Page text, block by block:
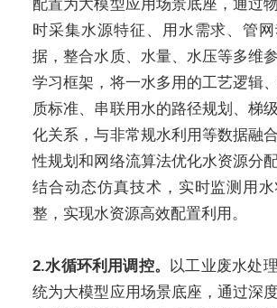
配置为大模型应用场景底座，通过
时采集水源特征、用水需求、管
据，整合水质、水量、水压等多维
学习框架，将一水多用的工艺逻辑
质标准、串联用水的路径规划、梯
化关系，与非常规水利用等数据融
性规划和网络流算法优化水资源分
结合动态仿真技术，实时监测用
整，实现水资源高效配置利用。
2.水循环利用调控。
以工业废水处
统为大模型应用场景底座，通过深